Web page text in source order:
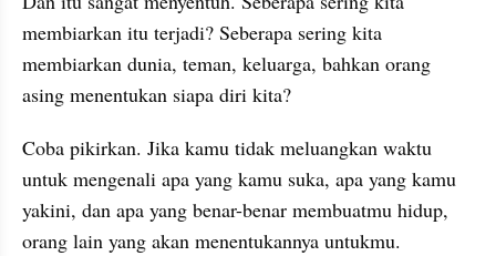
membiarkan itu terjadi? Seberapa sering kita
membiarkan dunia, teman, keluarga, bahkan orang
asing menentukan siapa diri kita?
Coba pikirkan. Jika kamu tidak meluangkan waktu
untuk mengenali apa yang kamu suka, apa yang kamu
yakini, dan apa yang benar-benar membuatmu hidup,
orang lain yang akan menentukannya untukmu.